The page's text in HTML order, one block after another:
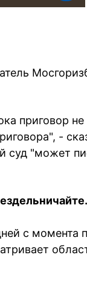
приговор
-
"может
с момента